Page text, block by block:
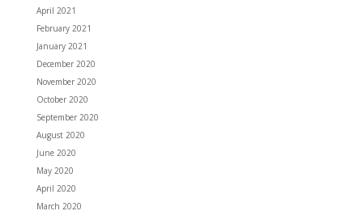
April 2021
February 2021
January 2021
December 2020
November 2020
October 2020
September 2020
August 2020
June 2020
May 2020
April 2020
March 2020